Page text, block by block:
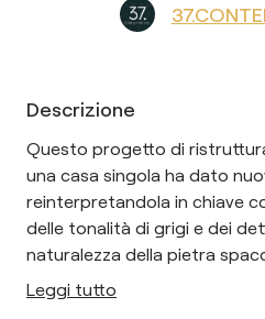
Descrizione
Questo progetto di
una casa singola ha dato
reinterpretandola in chiave
delle tonalità di grigi e dei
naturalezza della pietra
Leggi tutto